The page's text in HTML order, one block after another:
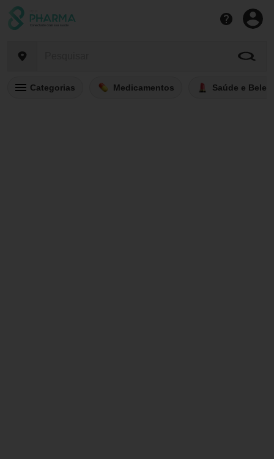
Categorias Medicamentos Saúde e